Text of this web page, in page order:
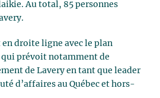
Au total, 85 personnes
en droite ligne avec le plan
prévoit notamment de
de Lavery en tant que leader
d’affaires au Québec et hors-